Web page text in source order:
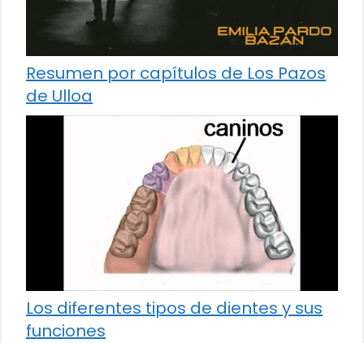
Resumen por capítulos de Los Pazos
de Ulloa
Los diferentes tipos de dientes y sus
funciones